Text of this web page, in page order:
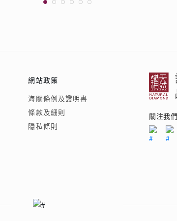
網站政策
海關條例及證明書
條款及細則
隱私條則
關注我們